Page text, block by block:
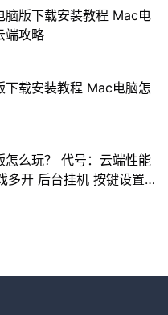
脑版下载安装教程 Mac电
端攻略
下载安装教程 Mac电脑怎
怎么玩？ 代号：云端性能
多开 后台挂机 按键设置